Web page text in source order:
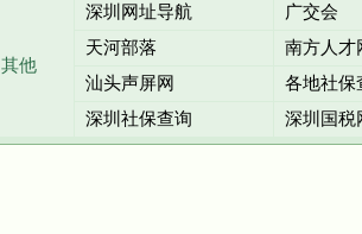
其他
深圳网址导航
广交会
天河部落
南方人才
汕头声屏网
各地社保
深圳社保查询
深圳国税